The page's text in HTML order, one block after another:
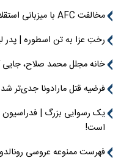
مخالفت AFC با میزبانی استقلال در عراق
رختِ عزا به تن اسطوره |
خانه مجلل محمد صلاح، جایی
فرضیه قتل مارادونا جدی‌تر
یک رسوایی بزرگ | فدراسیون
است!
فهرست ممنوعه عروسی رونالدو | ۱۰ چهره‌ای که دعوت